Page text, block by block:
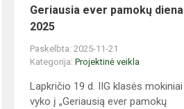
Geriausia ever pamokų diena
2025
Paskelbta: 2025-11-21
Kategorija:Projektinė veikla
Lapkričio 19 d. IIG klasės mokiniai
vyko į „Geriausią ever pamokų